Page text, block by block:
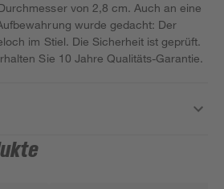
von 2,8 cm. Auch an eine
wurde gedacht: Der
im Stiel. Die Sicherheit ist geprüft.
Sie 10 Jahre Qualitäts-Garantie.